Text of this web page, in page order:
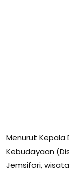
Menurut Kepala
Kebudayaan
Jemsifori,